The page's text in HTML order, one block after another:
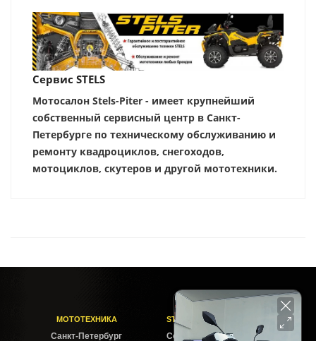
Сервис STELS
Мотосалон Stels-Piter - имеет крупнейший
собственный сервисный центр в Санкт-
Петербурге по техническому обслуживанию и
ремонту квадроциклов, снегоходов,
мотоциклов, скутеров и другой мототехники.
МОТОТЕХНИКА
Cанкт-Петербург
STELS-PITER СОФИЙСКАЯ
Софийская ул. 6Б